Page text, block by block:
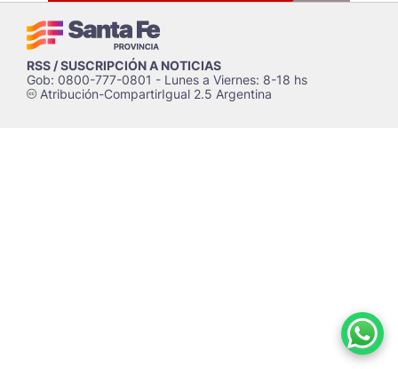
RSS / SUSCRIPCIÓN A NOTICIAS
Gob: 0800-777-0801 - Lunes a Viernes: 8-18 hs
cAtribución-CompartirIgual 2.5 Argentina